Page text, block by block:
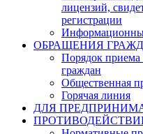
лицензий,
регистрации
ОБРАЩЕНИЯ
Порядок приема
граждан
Общественная
Горячая линия
ДЛЯ